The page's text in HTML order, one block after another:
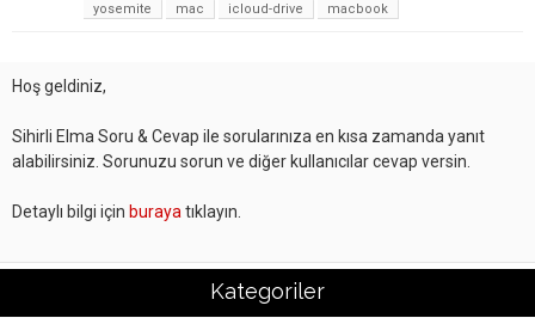
yosemite
mac icloud-drive macbook
Hoş geldiniz,
Sihirli Elma Soru & Cevap ile sorularınıza en kısa zamanda yanıt
alabilirsiniz. Sorunuzu sorun ve diğer kullanıcılar cevap versin.
Detaylı bilgi için buraya tıklayın.
Kategoriler